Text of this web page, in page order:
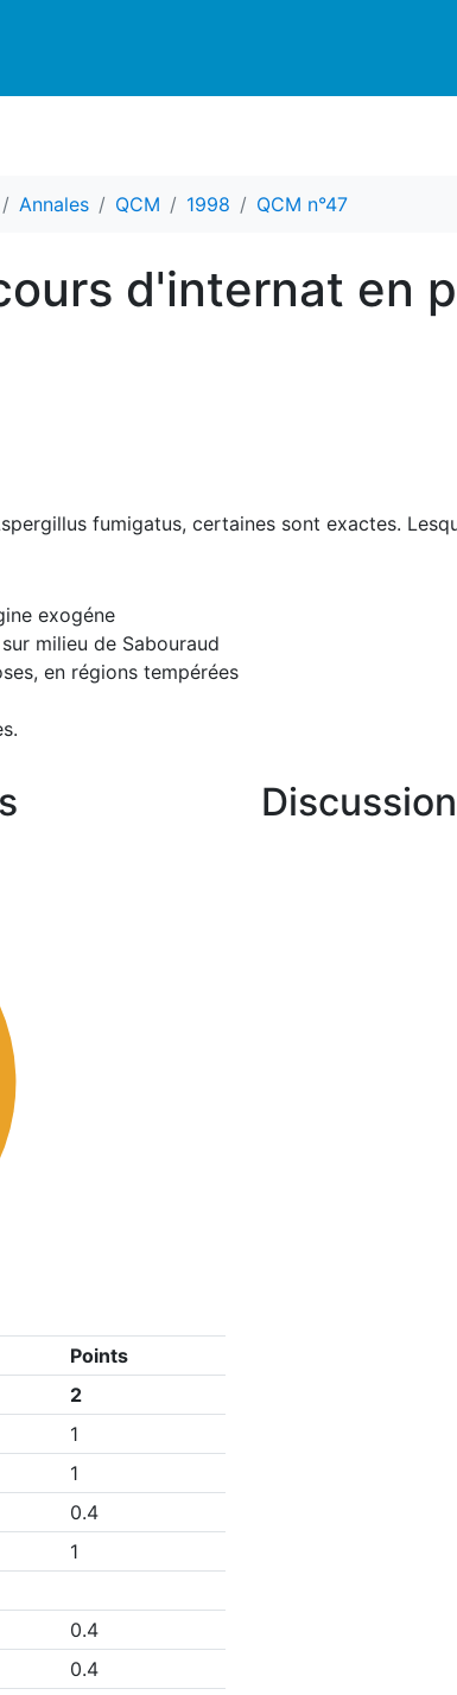
Annales QCM 1998 QCM n°47
d'internat en
fumigatus, certaines sont exactes.
exogéne
milieu de Sabouraud
en régions tempérées
Points
2
1
1
0.4
1
0.4
0.4
Discussion